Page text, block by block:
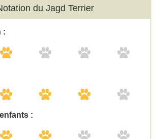
du Jagd Terrier
:
: